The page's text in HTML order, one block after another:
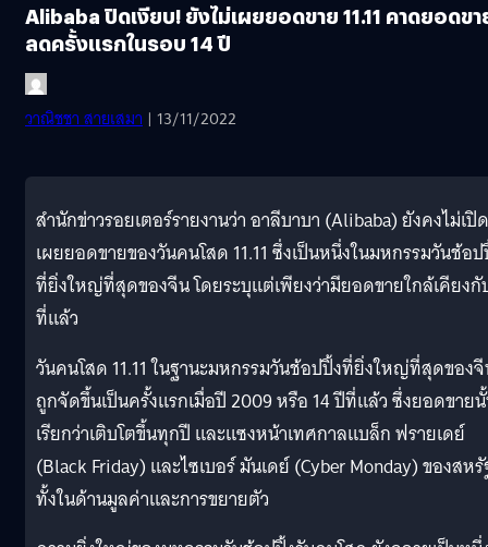
Alibaba ปิดเงียบ! ยังไม่เผยยอดขาย 11.11 คาดยอดขา
ลดครั้งแรกในรอบ 14 ปี
วาณิชชา สายเสมา | 13/11/2022
สำนักข่าวรอยเตอร์รายงานว่า อาลีบาบา (Alibaba) ยังคงไม่เปิด
เผยยอดขายของวันคนโสด 11.11 ซึ่งเป็นหนึ่งในมหกรรมวันช้อ
ที่ยิ่งใหญ่ที่สุดของจีน โดยระบุแต่เพียงว่ามียอดขายใกล้เคียง
ที่แล้ว
วันคนโสด 11.11 ในฐานะมหกรรมวันช้อปปิ้งที่ยิ่งใหญ่ที่สุดของ
ถูกจัดขึ้นเป็นครั้งแรกเมื่อปี 2009 หรือ 14 ปีที่แล้ว ซึ่งยอดขาย
เรียกว่าเติบโตขึ้นทุกปี และแซงหน้าเทศกาลแบล็ก ฟรายเดย์
(Black Friday) และไซเบอร์ มันเดย์ (Cyber Monday) ของสห
ทั้งในด้านมูลค่าและการขยายตัว